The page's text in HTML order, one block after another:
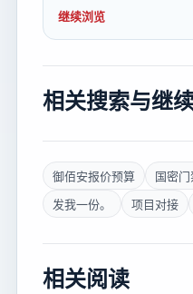
继续浏览
相关搜索与继
御佰安报价预算
国密
发我一份。
项目对接
相关阅读